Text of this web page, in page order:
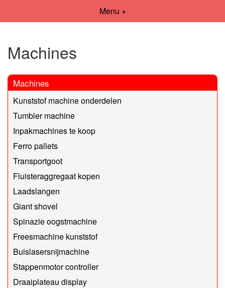
Menu +
Machines
Machines
Kunststof machine onderdelen
Tumbler machine
Inpakmachines te koop
Ferro pallets
Transportgoot
Fluisteraggregaat kopen
Laadslangen
Giant shovel
Spinazie oogstmachine
Freesmachine kunststof
Buislasersnijmachine
Stappenmotor controller
Draaiplateau display